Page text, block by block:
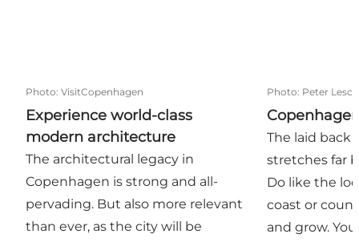
Photo: VisitCopenhagen
Experience world-class
modern architecture
The architectural legacy in
Copenhagen is strong and all-
pervading. But also more relevant
than ever, as the city will be
Photo: Peter
The laid back
stretches far
Do like the
coast or
and grow.